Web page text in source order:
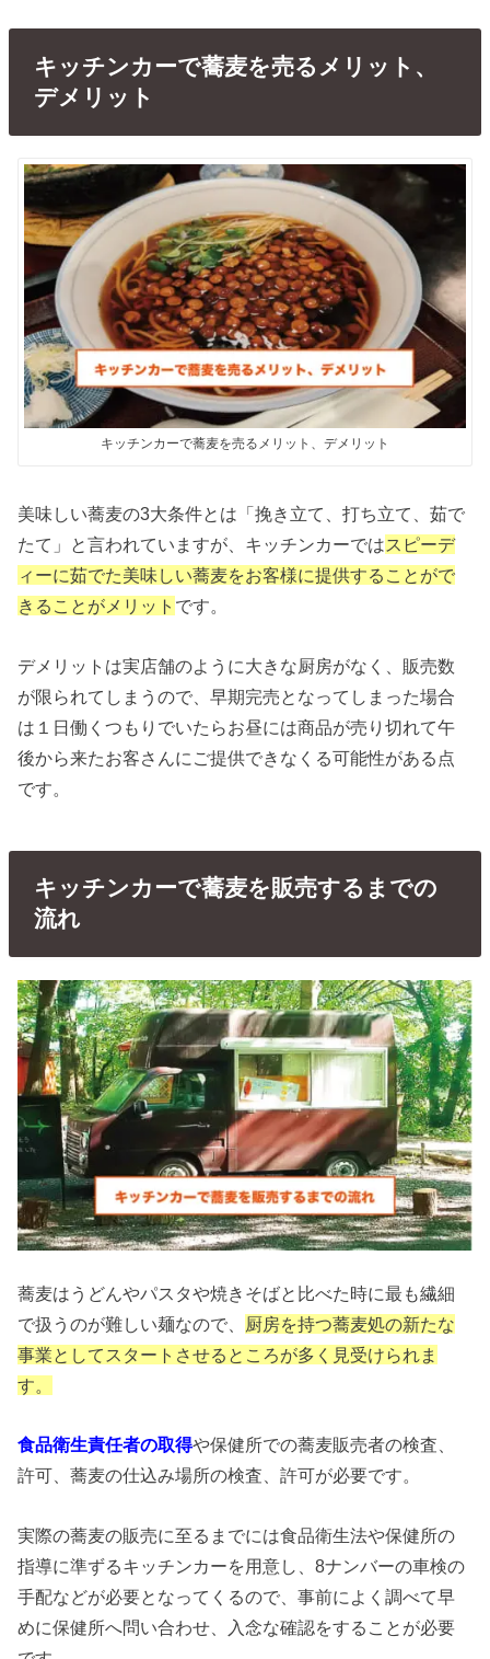
キッチンカーで蕎麦を売るメリット、
デメリット
キッチンカーで蕎麦を売るメリット、デメリット
美味しい蕎麦の3大条件とは「挽き立て、打ち立て、茹で
たて」と言われていますが、キッチンカーではスピーデ
ィーに茹でた美味しい蕎麦をお客様に提供することがで
きることがメリット です。
デメリットは実店舗のように大きな厨房がなく、販売数
が限られてしまうので、早期完売となってしまった場合
は１日働くつもりでいたらお昼には商品が売り切れて午
後から来たお客さんにご提供できなくる可能性がある点
です。
キッチンカーで蕎麦を販売するまでの
流れ
蕎麦はうどんやパスタや焼きそばと比べた時に最も繊細
で扱うのが難しい麺なので、 厨房を持つ蕎麦処の新たな
事業としてスタートさせるところが多く見受けられま
す。
食品衛生責任者の取得や保健所での蕎麦販売者の検査、
許可、蕎麦の仕込み場所の検査、許可が必要です。
実際の蕎麦の販売に至るまでには食品衛生法や保健所の
指導に準ずるキッチンカーを用意し、8ナンバーの車検の
手配などが必要となってくるので、事前によく調べて早
めに保健所へ問い合わせ、入念な確認をすることが必要